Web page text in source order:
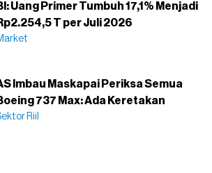
Uang Primer Tumbuh 17,1% Menjadi
T per Juli 2026
Imbau Maskapai Periksa Semua
737 Max: Ada Keretakan
Riil